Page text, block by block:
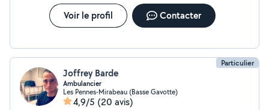
Voir le profil Contacter
Particulier
Joffrey Barde
Ambulancier
Les Pennes-Mirabeau (Basse Gavotte)
4,9/5 (20 avis)